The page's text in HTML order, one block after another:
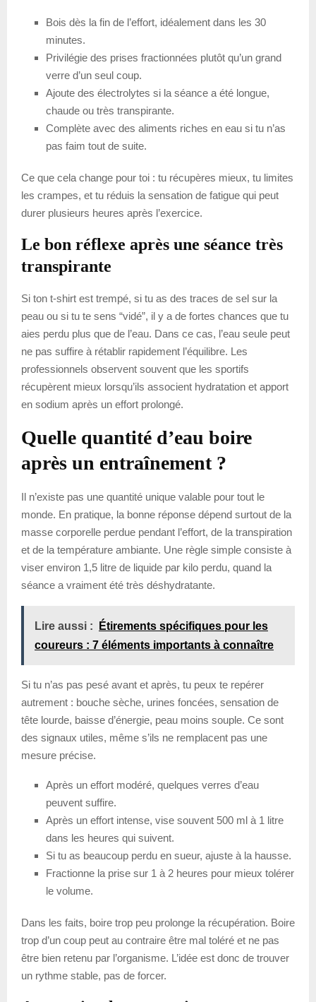
Bois dès la fin de l’effort, idéalement dans les 30
minutes.
Privilégie des prises fractionnées plutôt qu’un grand
verre d’un seul coup.
Ajoute des électrolytes si la séance a été longue,
chaude ou très transpirante.
Complète avec des aliments riches en eau si tu n’as
pas faim tout de suite.
Ce que cela change pour toi : tu récupères mieux, tu limites
les crampes, et tu réduis la sensation de fatigue qui peut
durer plusieurs heures après l’exercice.
Le bon réflexe après une séance très
transpirante
Si ton t-shirt est trempé, si tu as des traces de sel sur la
peau ou si tu te sens “vidé”, il y a de fortes chances que tu
aies perdu plus que de l’eau. Dans ce cas, l’eau seule peut
ne pas suffire à rétablir rapidement l’équilibre. Les
professionnels observent souvent que les sportifs
récupèrent mieux lorsqu’ils associent hydratation et apport
en sodium après un effort prolongé.
Quelle quantité d’eau boire
après un entraînement ?
Il n’existe pas une quantité unique valable pour tout le
monde. En pratique, la bonne réponse dépend surtout de la
masse corporelle perdue pendant l’effort, de la transpiration
et de la température ambiante. Une règle simple consiste à
viser environ 1,5 litre de liquide par kilo perdu, quand la
séance a vraiment été très déshydratante.
Lire aussi :
Étirements spécifiques pour les
coureurs : 7 éléments importants à connaître
Si tu n’as pas pesé avant et après, tu peux te repérer
autrement : bouche sèche, urines foncées, sensation de
tête lourde, baisse d’énergie, peau moins souple. Ce sont
des signaux utiles, même s’ils ne remplacent pas une
mesure précise.
Après un effort modéré, quelques verres d’eau
peuvent suffire.
Après un effort intense, vise souvent 500 ml à 1 litre
dans les heures qui suivent.
Si tu as beaucoup perdu en sueur, ajuste à la hausse.
Fractionne la prise sur 1 à 2 heures pour mieux tolérer
le volume.
Dans les faits, boire trop peu prolonge la récupération. Boire
trop d’un coup peut au contraire être mal toléré et ne pas
être bien retenu par l’organisme. L’idée est donc de trouver
un rythme stable, pas de forcer.